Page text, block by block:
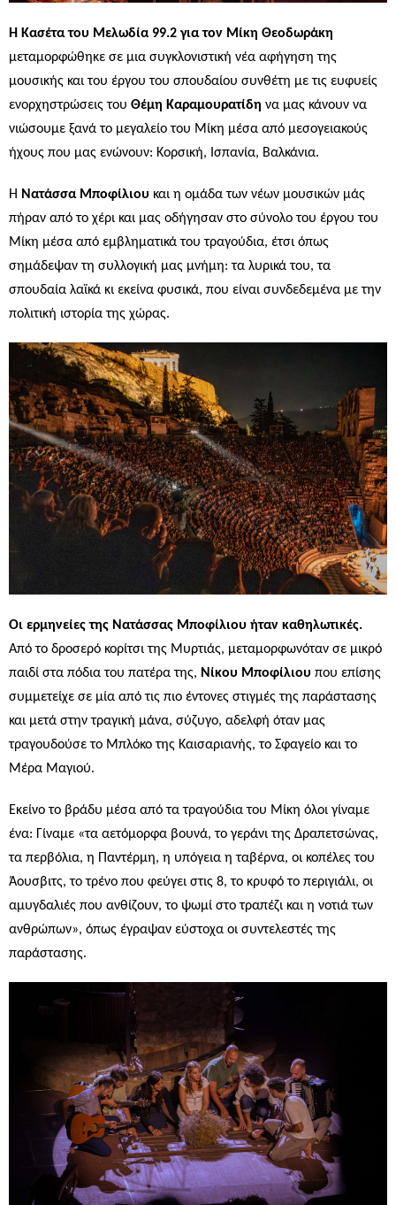
Η Κασέτα του Μελωδία 99.2 για τον Μίκη Θεοδωράκη
μεταμορφώθηκε σε μια συγκλονιστική νέα αφήγηση της
μουσικής και του έργου του σπουδαίου συνθέτη με τις ευφυείς
ενορχηστρώσεις του Θέμη Καραμουρατίδη να μας κάνουν να
νιώσουμε ξανά το μεγαλείο του Μίκη μέσα από μεσογειακούς
ήχους που μας ενώνουν: Κορσική, Ισπανία, Βαλκάνια.
Η Νατάσσα Μποφίλιου και η ομάδα των νέων μουσικών μάς
πήραν από το χέρι και μας οδήγησαν στο σύνολο του έργου του
Μίκη μέσα από εμβληματικά του τραγούδια, έτσι όπως
σημάδεψαν τη συλλογική μας μνήμη: τα λυρικά του, τα
σπουδαία λαϊκά κι εκείνα φυσικά, που είναι συνδεδεμένα με την
πολιτική ιστορία της χώρας.
Οι ερμηνείες της Νατάσσας Μποφίλιου ήταν καθηλωτικές.
Από το δροσερό κορίτσι της Μυρτιάς, μεταμορφωνόταν σε μικρό
παιδί στα πόδια του πατέρα της, Νίκου Μποφίλιου που επίσης
συμμετείχε σε μία από τις πιο έντονες στιγμές της παράστασης
και μετά στην τραγική μάνα, σύζυγο, αδελφή όταν μας
τραγουδούσε το Μπλόκο της Καισαριανής, το Σφαγείο και το
Μέρα Μαγιού.
Εκείνο το βράδυ μέσα από τα τραγούδια του Μίκη όλοι γίναμε
ένα: Γίναμε «τα αετόμορφα βουνά, το γεράνι της Δραπετσώνας,
τα περβόλια, η Παντέρμη, η υπόγεια η ταβέρνα, οι κοπέλες του
Άουσβιτς, το τρένο που φεύγει στις 8, το κρυφό το περιγιάλι, οι
αμυγδαλιές που ανθίζουν, το ψωμί στο τραπέζι και η νοτιά των
ανθρώπων», όπως έγραψαν εύστοχα οι συντελεστές της
παράστασης.